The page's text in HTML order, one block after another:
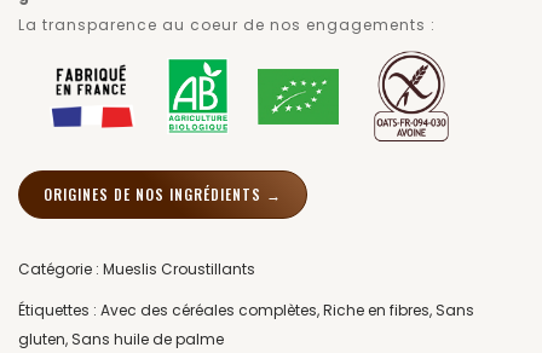
La transparence au coeur de nos engagements :
ORIGINES DE NOS INGRÉDIENTS →
Catégorie : Mueslis Croustillants
Étiquettes : Avec des céréales complètes,Riche en fibres, Sans
gluten, Sans huile de palme